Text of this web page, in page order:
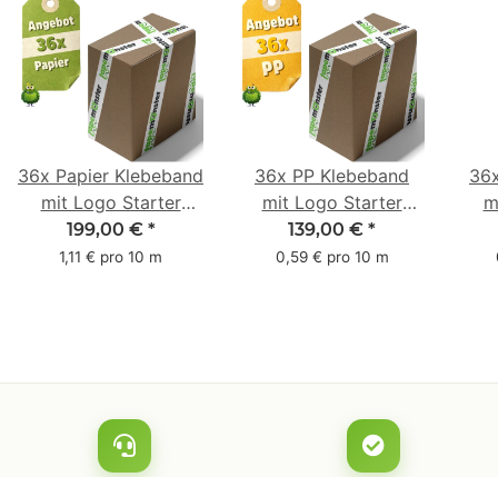
36x Papier Klebeband
mit Logo Starter
Pack - 1-farbig- 50
mm x 50 m - mit
199,00 € *
1,11 € pro 10 m
36x PP Klebeband
mit Logo Starter
Pack - 1-farbig- 48
mm x 66 m
139,00 € *
0,59 € pro 10 m